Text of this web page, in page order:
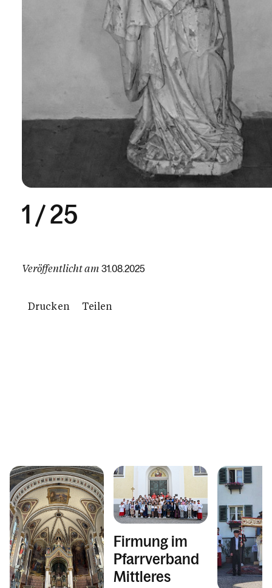
1 /25
Veröffentlicht am 31.08.2025
Drucken Teilen
Firmung im
Pfarrverband
Mittleres